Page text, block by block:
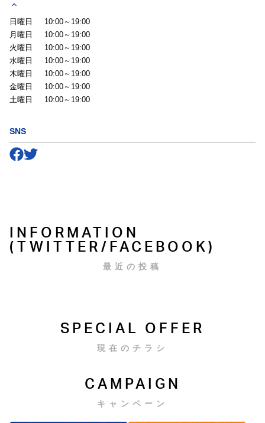
日曜日
10:00～19:00
月曜日
10:00～19:00
火曜日
10:00～19:00
水曜日
10:00～19:00
木曜日
10:00～19:00
金曜日
10:00～19:00
土曜日
10:00～19:00
SNS
Follow us on
Follow us on
INFORMATION
(TWITTER/FACEBOOK)
最近の投稿
SPECIAL OFFER
現在のチラシ
CAMPAIGN
キャンペーン